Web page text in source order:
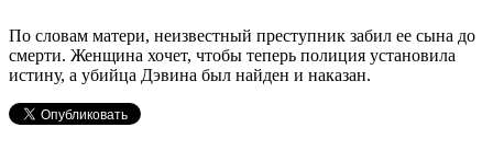
По словам матери, неизвестный преступник забил ее сына до
смерти. Женщина хочет, чтобы теперь полиция установила
истину, а убийца Дэвина был найден и наказан.